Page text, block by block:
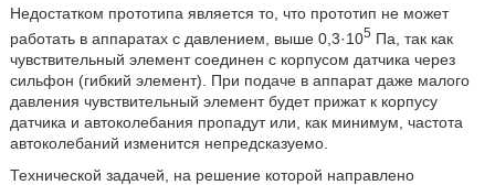
Недостатком прототипа является то, что прототип не может
работать в аппаратах с давлением, выше 0,3·105 Па, так как
чувствительный элемент соединен с корпусом датчика через
сильфон (гибкий элемент). При подаче в аппарат даже малого
давления чувствительный элемент будет прижат к корпусу
датчика и автоколебания пропадут или, как минимум, частота
автоколебаний изменится непредсказуемо.
Технической задачей, на решение которой направлено